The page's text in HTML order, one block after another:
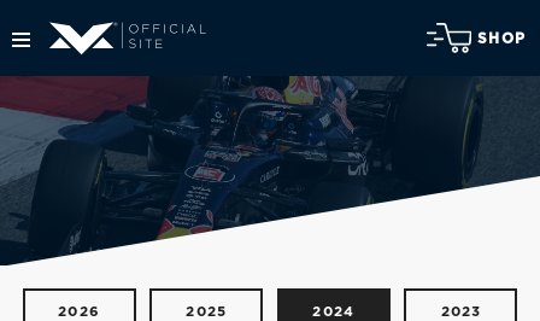
SHOP
2026 2025 2024 2023